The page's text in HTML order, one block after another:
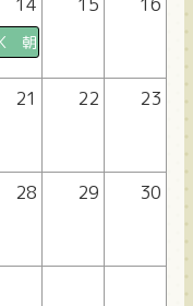
〇 夜〇
朝〇 昼〇 夜〇
〇 夜〇
21 22 23
〇 夜〇
28 29 30